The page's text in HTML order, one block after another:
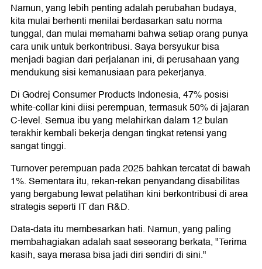
Namun, yang lebih penting adalah perubahan budaya,
kita mulai berhenti menilai berdasarkan satu norma
tunggal, dan mulai memahami bahwa setiap orang punya
cara unik untuk berkontribusi. Saya bersyukur bisa
menjadi bagian dari perjalanan ini, di perusahaan yang
mendukung sisi kemanusiaan para pekerjanya.
Di Godrej Consumer Products Indonesia, 47% posisi
white-collar kini diisi perempuan, termasuk 50% di jajaran
C-level. Semua ibu yang melahirkan dalam 12 bulan
terakhir kembali bekerja dengan tingkat retensi yang
sangat tinggi.
Turnover perempuan pada 2025 bahkan tercatat di bawah
1%. Sementara itu, rekan-rekan penyandang disabilitas
yang bergabung lewat pelatihan kini berkontribusi di area
strategis seperti IT dan R&D.
Data-data itu membesarkan hati. Namun, yang paling
membahagiakan adalah saat seseorang berkata, "Terima
kasih, saya merasa bisa jadi diri sendiri di sini."